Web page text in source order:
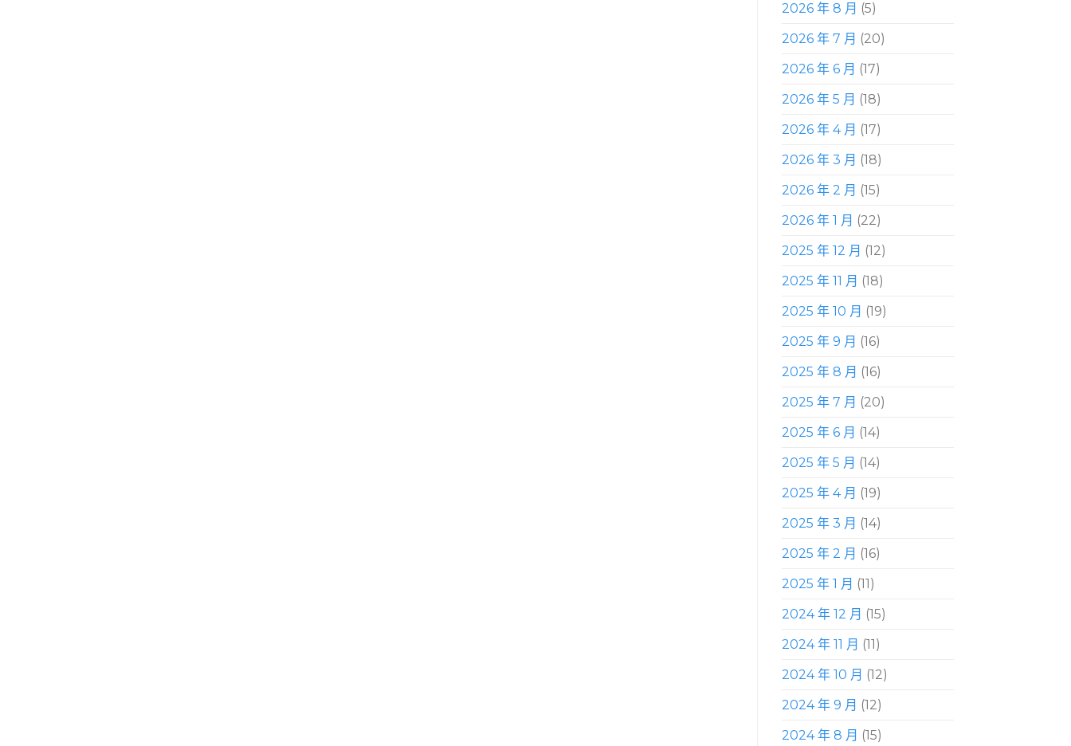
2026 年 8 月 (5)
2026 年 7 月 (20)
2026 年 6 月 (17)
2026 年 5 月 (18)
2026 年 4 月 (17)
2026 年 3 月 (18)
2026 年 2 月 (15)
2026 年 1 月 (22)
2025 年 12 月 (12)
2025 年 11 月 (18)
2025 年 10 月 (19)
2025 年 9 月 (16)
2025 年 8 月 (16)
2025 年 7 月 (20)
2025 年 6 月 (14)
2025 年 5 月 (14)
2025 年 4 月 (19)
2025 年 3 月 (14)
2025 年 2 月 (16)
2025 年 1 月 (11)
2024 年 12 月 (15)
2024 年 11 月 (11)
2024 年 10 月 (12)
2024 年 9 月 (12)
2024 年 8 月 (15)